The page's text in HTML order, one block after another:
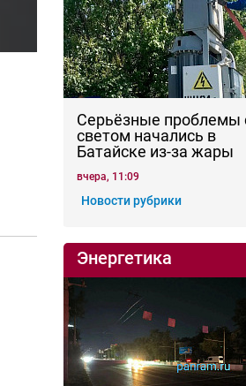
Серьёзные проблемы
светом начались в
Батайске из-за жары
вчера, 11:09
Новости рубрики
Энергетика